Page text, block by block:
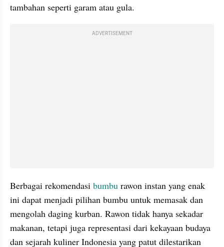
tambahan seperti garam atau gula.
ADVERTISEMENT
Berbagai rekomendasi bumbu rawon instan yang enak
ini dapat menjadi pilihan bumbu untuk memasak dan
mengolah daging kurban. Rawon tidak hanya sekadar
makanan, tetapi juga representasi dari kekayaan budaya
dan sejarah kuliner Indonesia yang patut dilestarikan